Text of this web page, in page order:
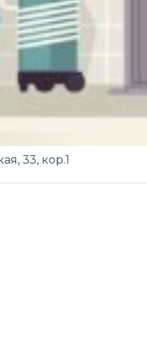
33, кор.1